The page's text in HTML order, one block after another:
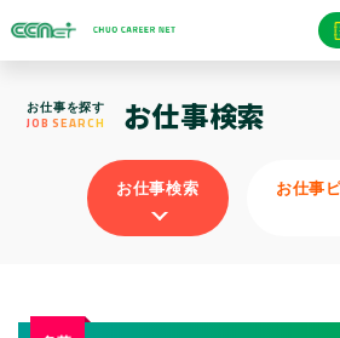
お仕事を探す
JOB SEARCH お仕事検索
お仕事検索 お仕事